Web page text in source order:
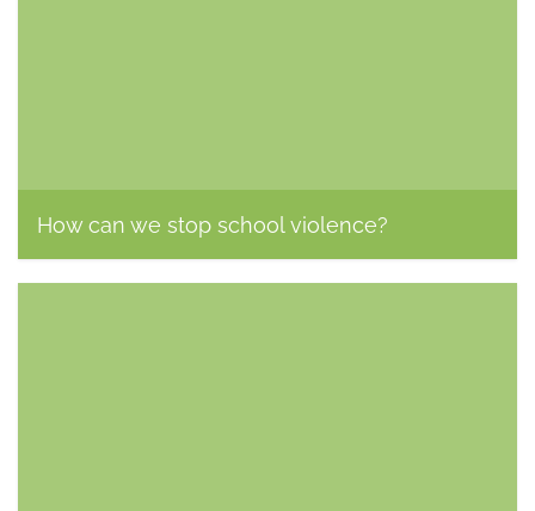
How can we stop school violence?
Kerstin Soehring, 14. August 2015